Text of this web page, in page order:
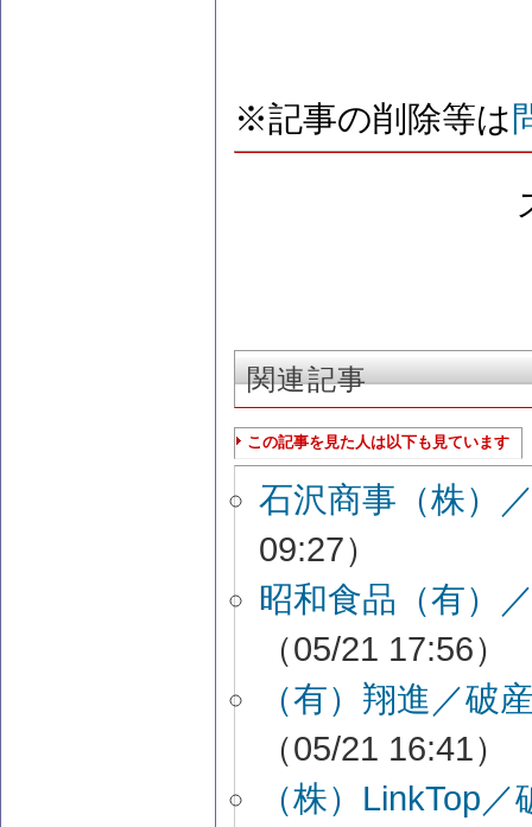
※記事の削除等は
関連記事
この記事を見た人は以下も見ています
石沢商事（株）
09:27）
昭和食品（有）
（05/21 17:56）
（有）翔進／
（05/21 16:41）
（株）LinkTop